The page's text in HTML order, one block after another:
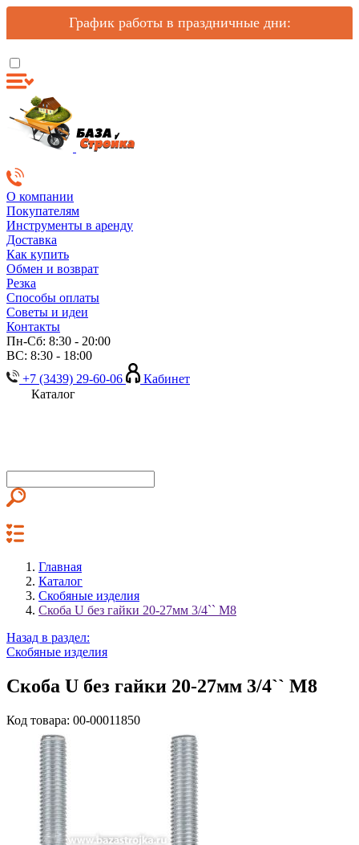
График работы в праздничные дни:
О компании
Покупателям
Инструменты в аренду
Доставка
Как купить
Обмен и возврат
Резка
Способы оплаты
Советы и идеи
Контакты
Пн-Сб: 8:30 - 20:00
ВС: 8:30 - 18:00
+7 (3439) 29-60-06
Кабинет
Каталог
Главная
Каталог
Скобяные изделия
Скоба U без гайки 20-27мм 3/4`` М8
Назад в раздел:
Скобяные изделия
Скоба U без гайки 20-27мм 3/4`` М8
Код товара: 00-00011850